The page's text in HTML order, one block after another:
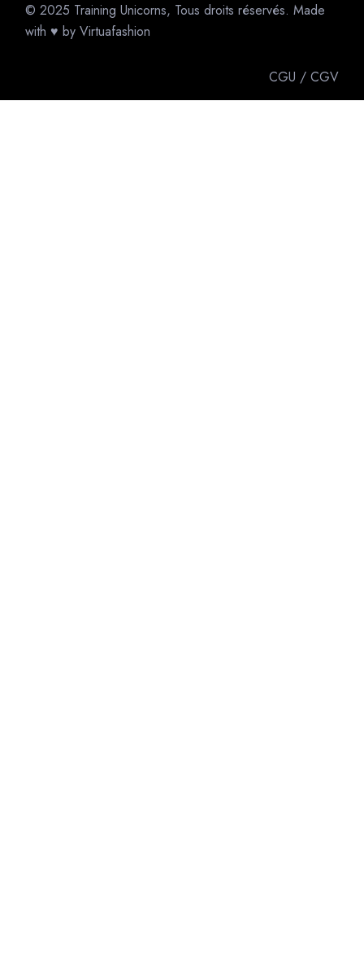
© 2025 Training Unicorns, Tous droits réservés. Made
with ♥ byVirtuafashion
CGU / CGV